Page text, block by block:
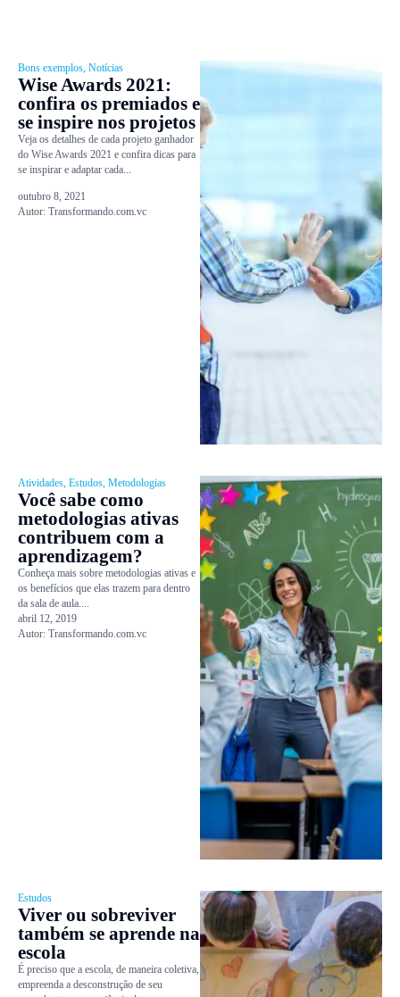
Bons exemplos, Notícias
Wise Awards 2021:
confira os premiados e
se inspire nos projetos
Veja os detalhes de cada projeto ganhador
do Wise Awards 2021 e confira dicas para
se inspirar e adaptar cada...
outubro 8, 2021
Autor: Transformando.com.vc
Atividades, Estudos, Metodologias
Você sabe como
metodologias ativas
contribuem com a
aprendizagem?
Conheça mais sobre metodologias ativas e
os benefícios que elas trazem para dentro
da sala de aula....
abril 12, 2019
Autor: Transformando.com.vc
Estudos
Viver ou sobreviver
também se aprende na
escola
É preciso que a escola, de maneira coletiva,
empreenda a desconstrução de seu